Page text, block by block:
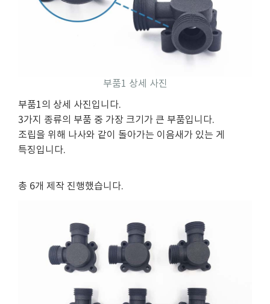
부품1 상세 사진
부품1의 상세 사진입니다.
3가지 종류의 부품 중 가장 크기가 큰 부품입니다.
조립을 위해 나사와 같이 돌아가는 이음새가 있는 게
특징입니다.
총 6개 제작 진행했습니다.